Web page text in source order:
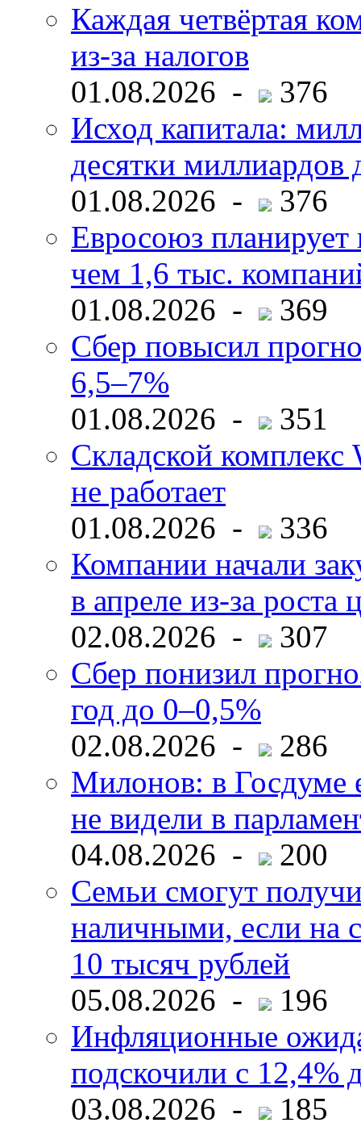
Каждая четвёртая
из-за налогов
01.08.2026 -
376
Исход капитала:
десятки миллиардов
01.08.2026 -
376
Евросоюз планирует
чем 1,6 тыс.
01.08.2026 -
369
Сбер повысил
6,5–7%
01.08.2026 -
351
Складской комплекс
не работает
01.08.2026 -
336
Компании начали
в апреле из-за роста
02.08.2026 -
307
Сбер понизил
год до 0–0,5%
02.08.2026 -
286
Милонов: в Госдуме
не видели в
04.08.2026 -
200
Семьи смогут
наличными, если на
10 тысяч рублей
05.08.2026 -
196
Инфляционные
подскочили с 12,4%
03.08.2026 -
185